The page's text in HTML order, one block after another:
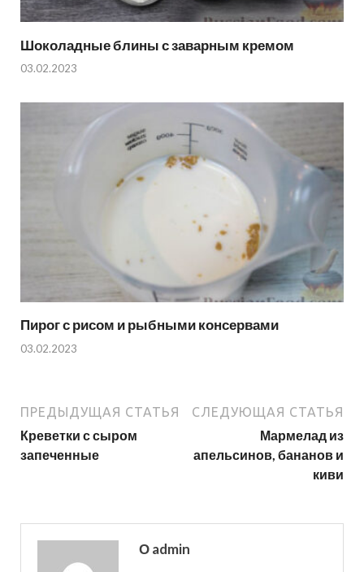
Шоколадные блины с заварным кремом
03.02.2023
Пирог с рисом и рыбными консервами
03.02.2023
ПРЕДЫДУЩАЯ СТАТЬЯ
Креветки с сыром
запеченные
СЛЕДУЮЩАЯ СТАТЬЯ
Мармелад из
апельсинов, бананов и
киви
О admin